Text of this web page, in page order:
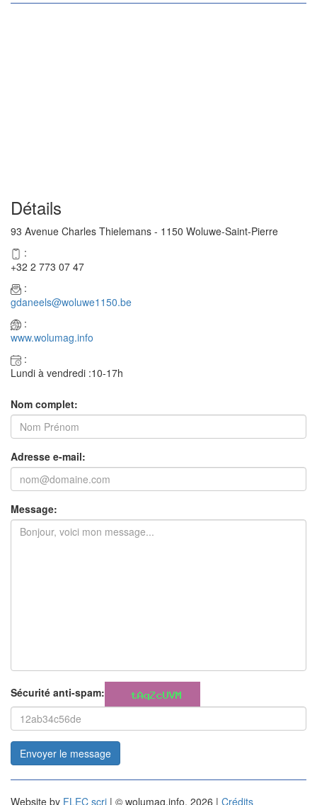
Détails
93 Avenue Charles Thielemans - 1150 Woluwe-Saint-Pierre
:
+32 2 773 07 47
:
gdaneels@woluwe1150.be
:
www.wolumag.info
:
Lundi à vendredi :10-17h
Nom complet:
Adresse e-mail:
Message:
Sécurité anti-spam:
Envoyer le message
Website by FLEC scri | © wolumag.info, 2026 | Crédits